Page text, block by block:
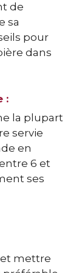
de
sa
pour
dans
:
la plupart
servie
en
6 et
ses
et mettre